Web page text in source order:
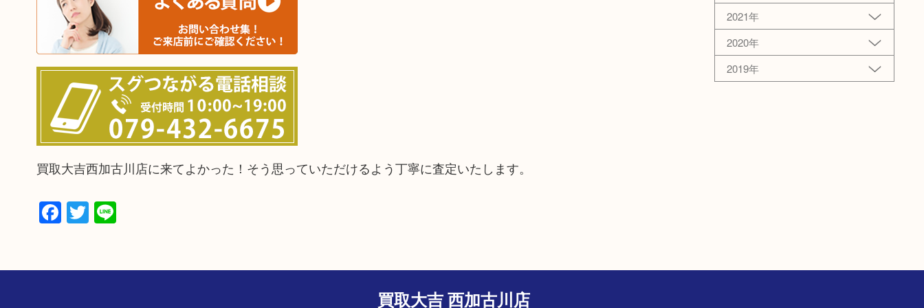
買取大吉西加古川店に来てよかった！そう思っていただけるよう丁寧に査定いたします。
Facebook
Twitter
Line
2021年
2020年
2019年
買取大吉 西加古川店